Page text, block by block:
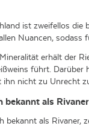
ist zweifellos die
Nuancen, sodass
erhält der
führt.
nicht zu Unrecht
bekannt als Rivaner
bekannt als Rivaner,